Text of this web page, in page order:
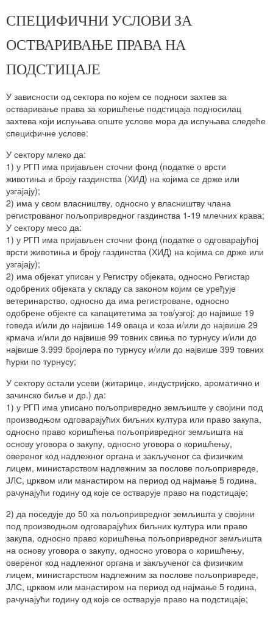
СПЕЦИФИЧНИ УСЛОВИ ЗА
ОСТВАРИВАЊЕ ПРАВА НА
ПОДСТИЦАЈЕ
У зависности од сектора по којем се подноси захтев за
остваривање права за коришћење подстицаја подносилац
захтева који испуњава опште услове мора да испуњава следеће
специфичне услове:
У сектору млеко да:
1) у РГП има пријављен сточни фонд (податке о врсти
животиња и броју газдинства (ХИД) на којима се држе или
узгајају);
2) има у свом власништву, односно у власништву члана
регистрованог пољопривредног газдинства 1-19 млечних крава;
У сектору месо да:
1) у РГП има пријављен сточни фонд (податке о одговарајућој
врсти животиња и броју газдинства (ХИД) на којима се држе или
узгајају);
2) има објекат уписан у Регистру објеката, односно Регистар
одобрених објеката у складу са законом којим се уређује
ветеринарство, односно да има регистроване, односно
одобрене објекте са капацитетима за тов/узгој: до највише 19
говеда и/или до највише 149 оваца и коза и/или до највише 29
крмача и/или до највише 99 товних свиња по турнусу и/или до
највише 3.999 бројлера по турнусу и/или до највише 399 товних
ћурки по турнусу;
У сектору остали усеви (житарице, индустријско, ароматично и
зачинско биље и др.) да:
1) у РГП има уписано пољопривредно земљиште у својини под
производњом одговарајућих биљних култура или право закупа,
односно право коришћења пољопривредног земљишта на
основу уговора о закупу, односно уговора о коришћењу,
овереног код надлежног органа и закљученог са физичким
лицем, министарством надлежним за послове пољопривреде,
ЈЛС, црквом или манастиром на период од најмање 5 година,
рачунајући годину од које се остварује право на подстицаје;
2) да поседује до 50 ха пољопривредног земљишта у својини
под производњом одговарајућих биљних култура или право
закупа, односно право коришћења пољопривредног земљишта
на основу уговора о закупу, односно уговора о коришћењу,
овереног код надлежног органа и закљученог са физичким
лицем, министарством надлежним за послове пољопривреде,
ЈЛС, црквом или манастиром на период од најмање 5 година,
рачунајући годину од које се остварује право на подстицаје;